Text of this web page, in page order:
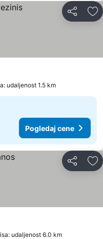
Deli
udaljenost 1.5 km
Pogledaj cene
Deli
udaljenost 6.0 km